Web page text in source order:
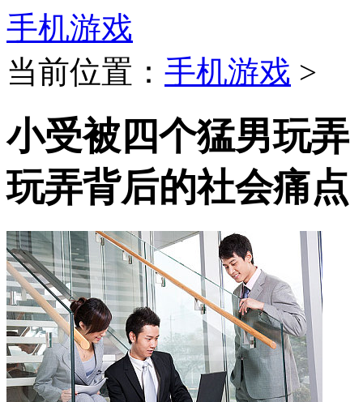
手机游戏
当前位置： 手机游戏 >
小受被四个猛男玩
玩弄背后的社会痛点